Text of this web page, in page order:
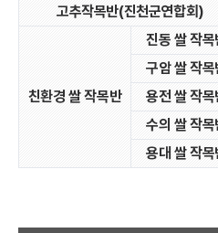
고추작목반(진천군연합회)
친환경 쌀 작목반
진동 쌀 작목
구암 쌀 작목
용전 쌀 작목
수의 쌀 작목
용대 쌀 작목